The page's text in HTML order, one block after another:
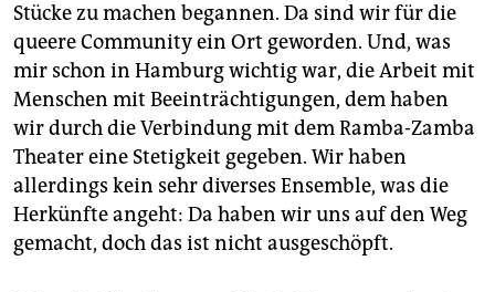
Stücke zu machen begannen. Da sind wir für die
queere Community ein Ort geworden. Und, was
mir schon in Hamburg wichtig war, die Arbeit mit
Menschen mit Beeinträchtigungen, dem haben
wir durch die Verbindung mit dem Ramba-Zamba
Theater eine Stetigkeit gegeben. Wir haben
allerdings kein sehr diverses Ensemble, was die
Herkünfte angeht: Da haben wir uns auf den Weg
gemacht, doch das ist nicht ausgeschöpft.